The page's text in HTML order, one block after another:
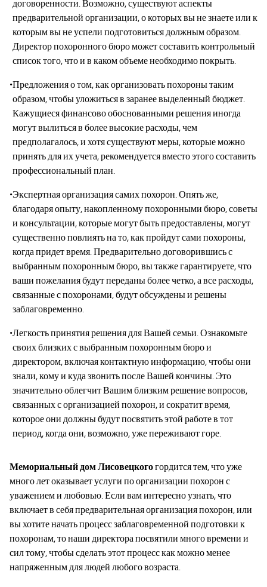
договоренности. Возможно, существуют аспекты
предварительной организации, о которых вы не знаете или к
которым вы не успели подготовиться должным образом.
Директор похоронного бюро может составить контрольный
список того, что и в каком объеме необходимо покрыть.
Предложения о том, как организовать похороны таким
образом, чтобы уложиться в заранее выделенный бюджет.
Кажущиеся финансово обоснованными решения иногда
могут вылиться в более высокие расходы, чем
предполагалось, и хотя существуют меры, которые можно
принять для их учета, рекомендуется вместо этого составить
профессиональный план.
Экспертная организация самих похорон. Опять же,
благодаря опыту, накопленному похоронными бюро, советы
и консультации, которые могут быть предоставлены, могут
существенно повлиять на то, как пройдут сами похороны,
когда придет время. Предварительно договорившись с
выбранным похоронным бюро, вы также гарантируете, что
ваши пожелания будут переданы более четко, а все расходы,
связанные с похоронами, будут обсуждены и решены
заблаговременно.
Легкость принятия решения для Вашей семьи. Ознакомьте
своих близких с выбранным похоронным бюро и
директором, включая контактную информацию, чтобы они
знали, кому и куда звонить после Вашей кончины. Это
значительно облегчит Вашим близким решение вопросов,
связанных с организацией похорон, и сократит время,
которое они должны будут посвятить этой работе в тот
период, когда они, возможно, уже переживают горе.
Мемориальный дом Лисовецкогогордится тем, что уже
много лет оказывает услуги по организации похорон с
уважением и любовью. Если вам интересно узнать, что
включает в себя предварительная организация похорон, или
вы хотите начать процесс заблаговременной подготовки к
похоронам, то наши директора посвятили много времени и
сил тому, чтобы сделать этот процесс как можно менее
напряженным для людей любого возраста.